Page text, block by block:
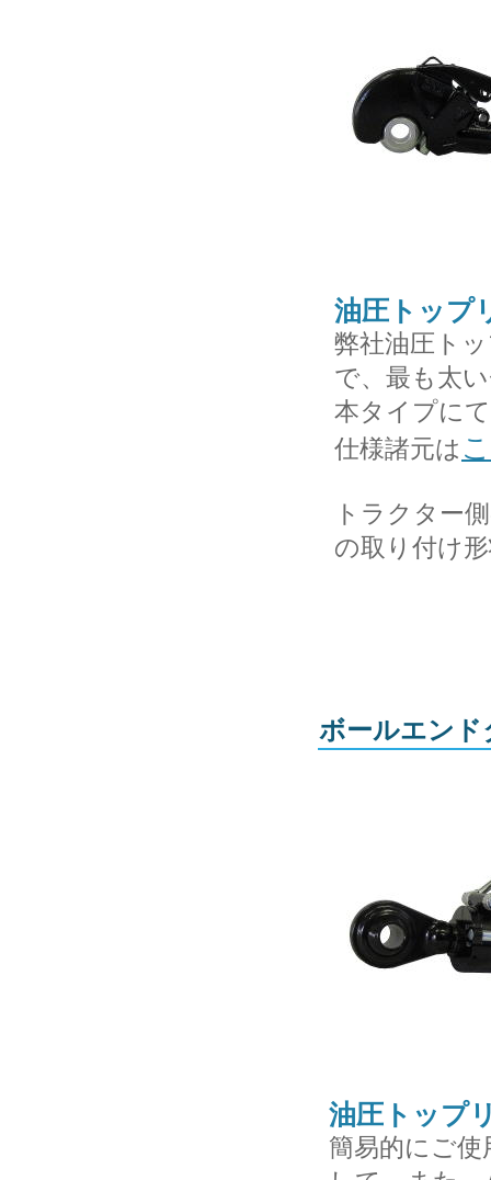
油圧トップ
弊社油圧ト
で、最も太
本タイプに
仕様諸元は
トラクター
の取り付け
ボールエンド
油圧トップ
簡易的にご